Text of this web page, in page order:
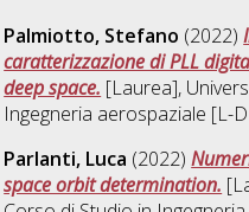
Palmiotto, Stefano (2022)
caratterizzazione di PLL
deep space. [Laurea],
Ingegneria aerospaziale [L-
Parlanti, Luca (2022)
space orbit determination.